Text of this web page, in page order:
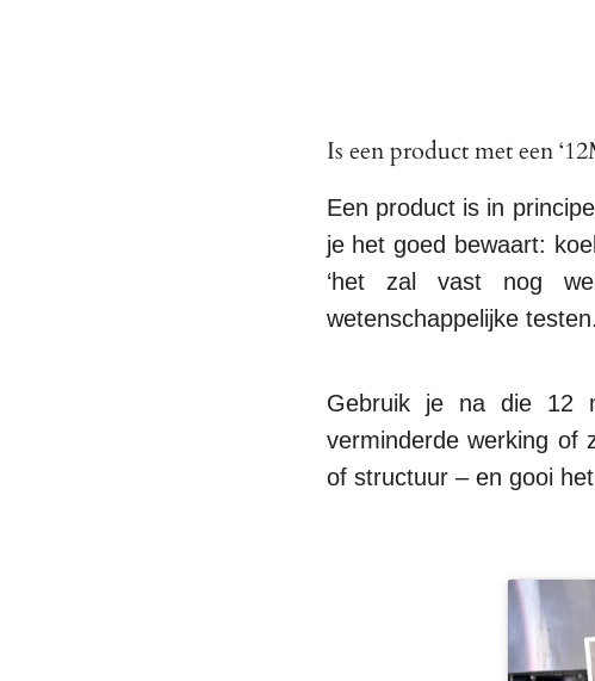
Is een product met een
Een product is in
je het goed bewaart:
‘het zal vast nog
wetenschappelijke testen.
Gebruik je na die 12
verminderde werking of
of structuur – en gooi